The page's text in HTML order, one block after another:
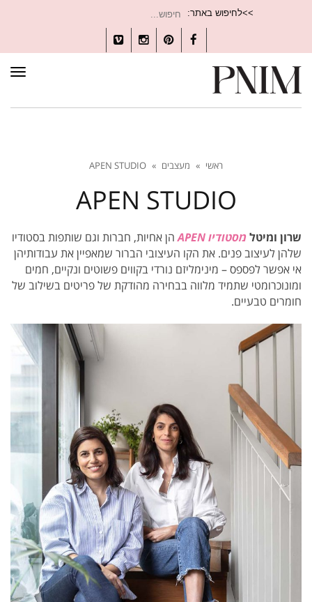
>>לחיפוש באתר:
עבור:
Facebook
Pinterest
Instagram
Vimeo
ראשי » מעצבים »
APEN STUDIO
APEN STUDIO
שרון ומיטלמסטודיו APEN
הן אחיות, חברות וגם שותפות בסטודיו
שלהן לעיצוב פנים. את הקו העיצובי הברור שמאפיין את עבודותיהן
אי אפשר לפספס – מינימליזם נורדי בקווים פשוטים ונקיים, חמים
ומונוכרומטי שתמיד מלווה בבחירה מהודקת של פריטים בשילוב של
חומרים טבעיים.